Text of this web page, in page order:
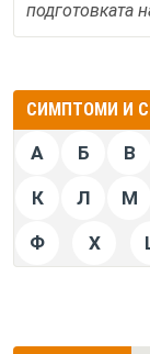
подготовката
СИМПТОМИ И
А Б В
К Л М
Ф Х